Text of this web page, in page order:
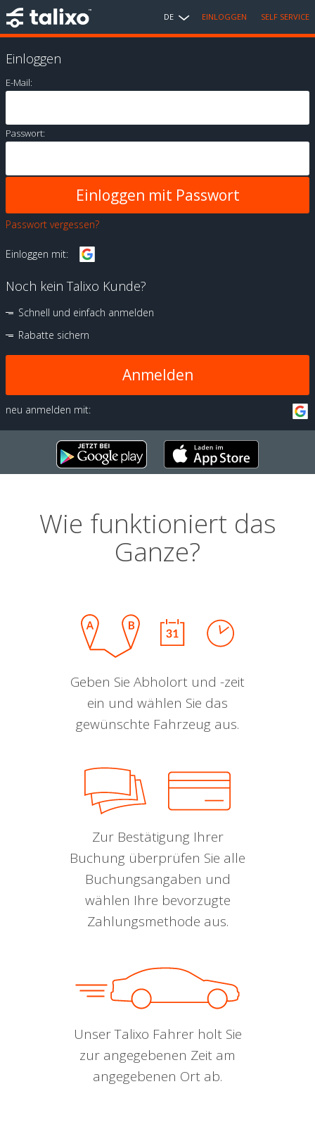
DE EINLOGGEN SELF SERVICE
Einloggen
E-Mail:
Passwort:
Passwort vergessen?
Einloggen mit:
Noch kein Talixo Kunde?
Schnell und einfach anmelden
Rabatte sichern
Anmelden
neu anmelden mit:
Wie funktioniert das
Ganze?
Geben Sie Abholort und -zeit
ein und wählen Sie das
gewünschte Fahrzeug aus.
Zur Bestätigung Ihrer
Buchung überprüfen Sie alle
Buchungsangaben und
wählen Ihre bevorzugte
Zahlungsmethode aus.
Unser Talixo Fahrer holt Sie
zur angegebenen Zeit am
angegebenen Ort ab.